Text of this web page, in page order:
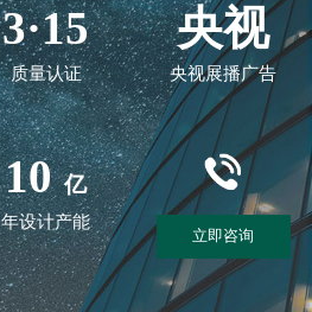
3·15
质量认证
央视
央视展播广告
10 亿
年设计产能
立即咨询